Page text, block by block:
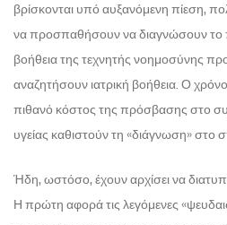
βρίσκονται υπό αυξανόμενη πίεση,
να προσπαθήσουν να διαγνώσουν το
βοήθεια της τεχνητής νοημοσύνης
αναζητήσουν ιατρική βοήθεια. Ο
πιθανό κόστος της πρόσβασης στο
υγείας καθιστούν τη «διάγνωση» στο
Ήδη, ωστόσο, έχουν αρχίσει να
Η πρώτη αφορά τις λεγόμενες